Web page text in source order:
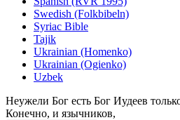
Swedish (Folkbibeln)
Syriac Bible
Tajik
Ukrainian (Homenko)
Ukrainian (Ogienko)
Uzbek
Неужели Бог есть Бог Иудеев
Конечно, и язычников,